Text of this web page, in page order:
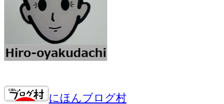
にほんブログ村